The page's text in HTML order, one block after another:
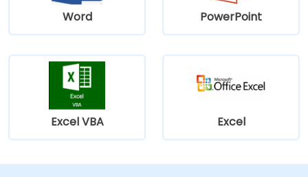
Word PowerPoint
Excel VBA Excel